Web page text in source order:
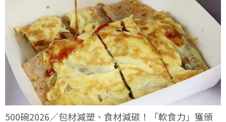
500碗2026／包材減塑、食材減碳！「軟食力」獲頒